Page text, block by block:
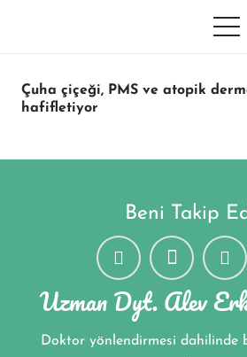
Çuha çiçeği, PMS ve atopik
hafifletiyor
Beni Takip
Uzman Dyt. Alev
Doktor yönlendirmesi dahilinde